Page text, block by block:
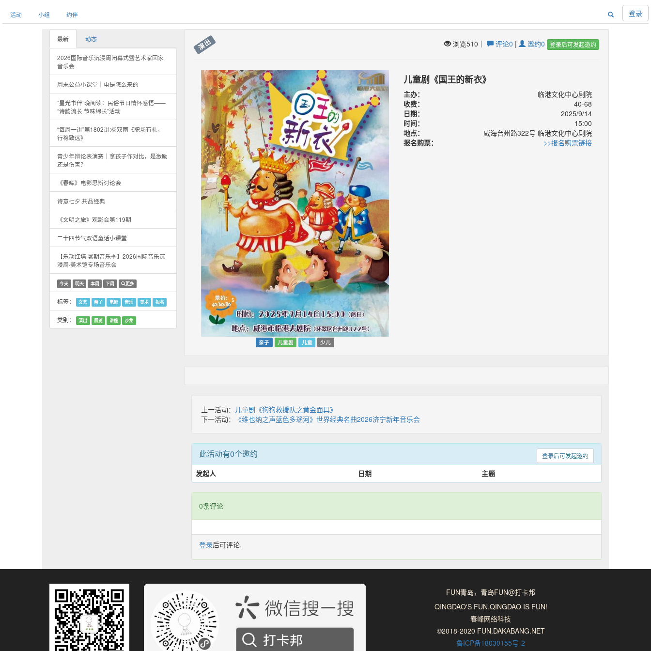
活动 小组 约伴 登录
最新 动态
2026国际音乐沉浸周闭幕式暨艺术家回家
音乐会
周末公益小课堂｜电是怎么来的
“星光书伴”晚阅读：民俗节日情怀感悟——
“诗韵流长·节味绵长”活动
“每周一讲”第1802讲:杨双雨《职场有礼，
行稳致远》
青少年辩论表演赛｜拿孩子作对比，是激励
还是伤害？
《春晖》电影思辨讨论会
诗意七夕·共品经典
《文明之旅》观影会第119期
二十四节气双语童话小课堂
【乐动红墙·暑期音乐季】2026国际音乐沉
浸周·美术馆专场音乐会
今天 明天 本周 下周 更多
标签： 文艺 亲子 电影 音乐 美术 报名
类别： 演出 展览 讲座 沙龙
演出 浏览510｜ 评论0 | 邀约0 登录后可发起邀约
亲子 儿童剧 儿童 少儿
儿童剧《国王的新衣》
主办：
临港文化中心剧院
收费：
40-68
日期：
2025/9/14
时间：
15:00
地点：
威海台州路322号 临港文化中心剧院
报名购票：
>>报名购票链接
上一活动： 儿童剧《狗狗救援队之黄金面具》
下一活动：
《维也纳之声蓝色多瑙河》世界经典名曲2026济宁新年音乐会
登录后可发起邀约
此活动有0个邀约
发起人 日期 主题
0条评论
登录后可评论.
FUN青岛，青岛FUN@打卡邦
QINGDAO'S FUN,QINGDAO IS FUN!
春峰网络科技
©2018-2020 FUN.DAKABANG.NET
鲁ICP备18030155号-2